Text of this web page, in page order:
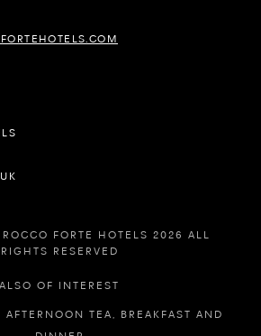
FORTE HOTELS 2026 ALL
RIGHTS RESERVED
ALSO OF INTEREST
TEA, BREAKFAST AND